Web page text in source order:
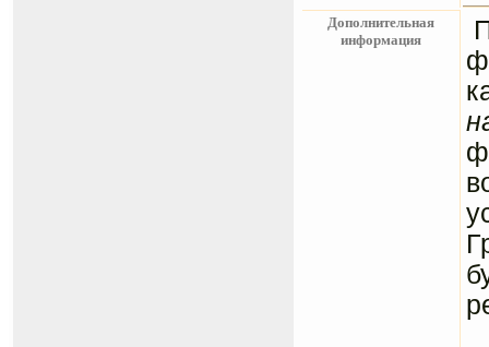
Дополнительная
информация